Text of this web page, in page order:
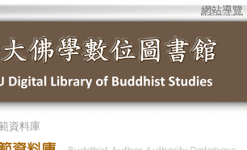
網站導覽
資料庫